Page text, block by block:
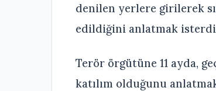
denilen yerlere girilerek
edildiğini anlatmak
Terör örgütüne 11 ayda,
katılım olduğunu